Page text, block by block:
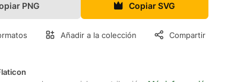
PNG Copiar SVG
Añadir a la colección Compartir